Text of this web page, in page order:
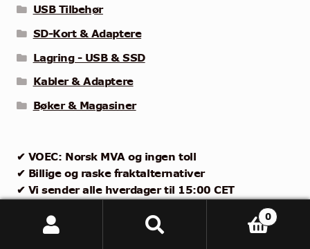
USB Tilbehør
SD-Kort & Adaptere
Lagring - USB & SSD
Kabler & Adaptere
Bøker & Magasiner
✔ VOEC: Norsk MVA og ingen toll
✔ Billige og raske fraktalternativer
✔ Vi sender alle hverdager til 15:00 CET
0